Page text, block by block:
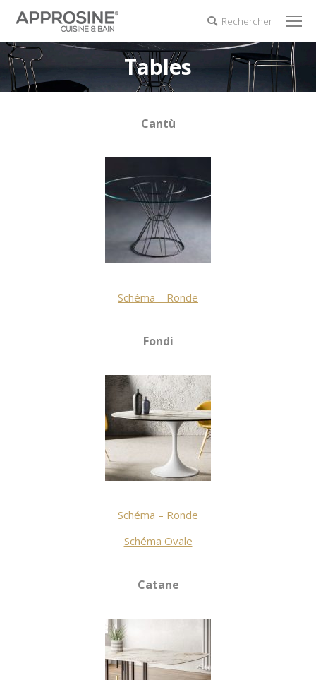
Search:
Rechercher
Tables
Cantù
Schéma – Ronde
Fondi
Schéma – Ronde
Schéma Ovale
Catane